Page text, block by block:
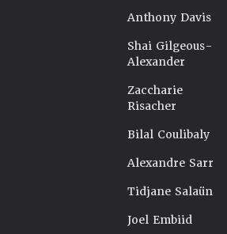
Anthony Davis
Shai Gilgeous-
Alexander
Zaccharie
Risacher
Bilal Coulibaly
Alexandre Sarr
Tidjane Salaün
Joel Embiid